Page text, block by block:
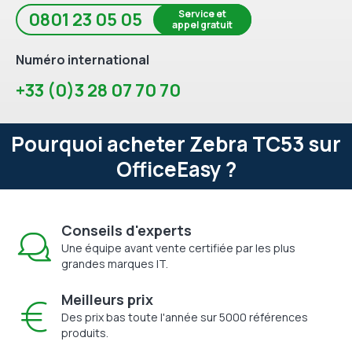
0801 23 05 05
Service et
appel gratuit
Numéro international
+33 (0)3 28 07 70 70
Pourquoi acheter Zebra TC53 sur
OfficeEasy ?
Conseils d'experts
Une équipe avant vente certifiée par les plus
grandes marques IT.
Meilleurs prix
Des prix bas toute l'année sur 5000 références
produits.